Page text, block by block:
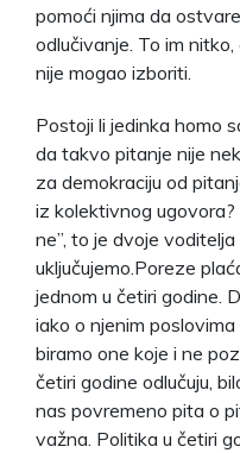
pomoći njima da
odlučivanje. To im
nije mogao izboriti.
Postoji li jedinka homo
da takvo pitanje nije
za demokraciju od
iz kolektivnog ugovora?
ne”, to je dvoje
uključujemo.Poreze
jednom u četiri godine.
iako o njenim
biramo one koje i ne
četiri godine odlučuju,
nas povremeno pita o
važna. Politika u četiri